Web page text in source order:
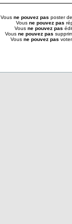
Vous ne pouvez pas poster
Vous ne pouvez pas
Vous ne pouvez pas
Vous ne pouvez pas
Vous ne pouvez pas